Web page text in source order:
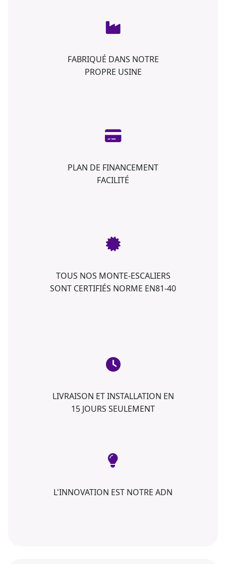
FABRIQUÉ DANS NOTRE
PROPRE USINE
PLAN DE FINANCEMENT
FACILITÉ
TOUS NOS MONTE-ESCALIERS
SONT CERTIFIÉS NORME EN81-40
LIVRAISON ET INSTALLATION EN
15 JOURS SEULEMENT
L'INNOVATION EST NOTRE ADN